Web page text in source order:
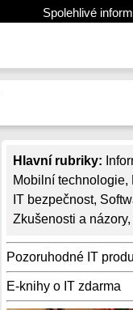
Spolehlivé
Hlavní rubriky:
Mobilní technologie,
IT bezpečnost,
Zkušenosti a názory,
Pozoruhodné IT
E-knihy o IT zdarma